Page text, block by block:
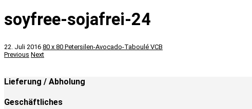
soyfree-sojafrei-24
22. Juli 2016 80 x 80 Petersilen-Avocado-Taboulé VCB
Previous Next
Lieferung / Abholung
Geschäftliches